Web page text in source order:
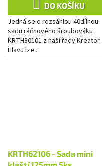
DO KOŠÍKU
Jedná se o rozsáhlou 40dílnou
sadu ráčnového šroubováku
KRTH30101 z naší řady Kreator.
Hlavu lze...
KRTH62106 - Sada mini